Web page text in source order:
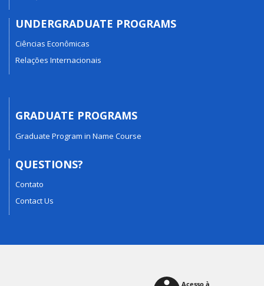
UNDERGRADUATE PROGRAMS
Ciências Econômicas
Relações Internacionais
GRADUATE PROGRAMS
Graduate Program in Name Course
QUESTIONS?
Contato
Contact Us